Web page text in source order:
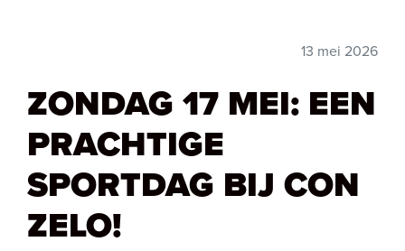
13 mei 2026
ZONDAG 17 MEI: EEN
PRACHTIGE
SPORTDAG BIJ CON
ZELO!